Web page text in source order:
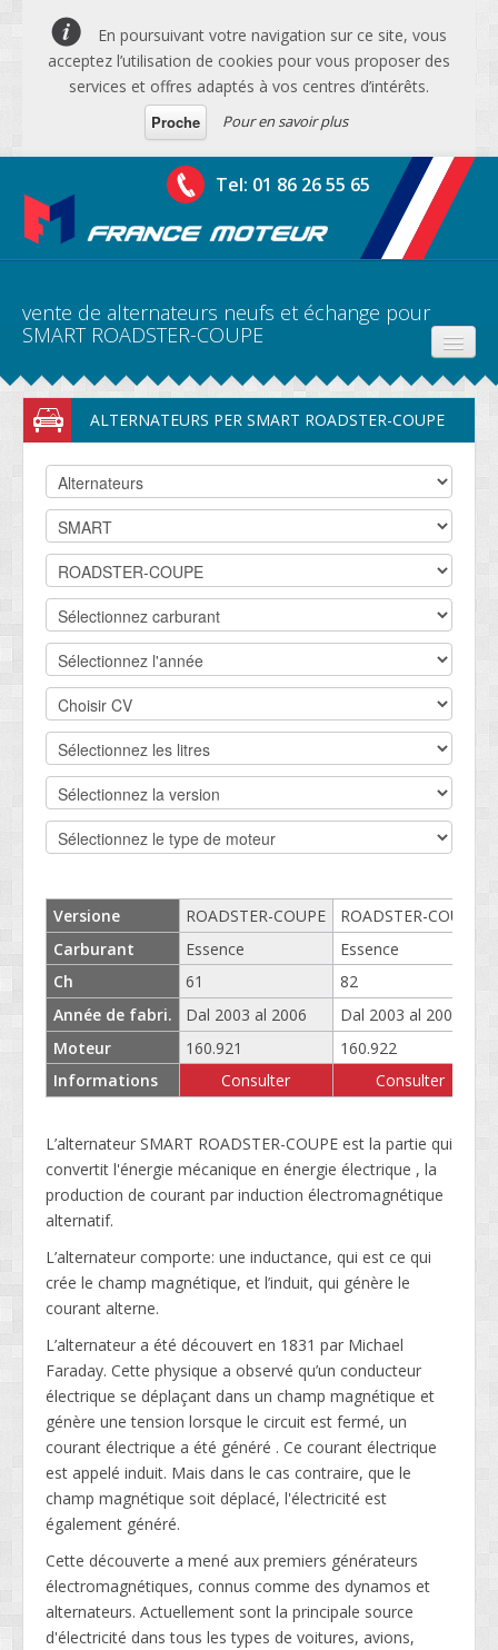
En poursuivant votre navigation sur ce site, vous
acceptez l’utilisation de cookies pour vous proposer des
services et offres adaptés à vos centres d’intérêts.
Proche
Pour en savoir plus
Tel: 01 86 26 55 65
vente de alternateurs neufs et échange pour
SMART ROADSTER-COUPE
PRODUITS
DEVIS BV
CONTACT
SOCIETÉ
SERVICE CLIENTS
CONDITIONS
ALTERNATEURS PER SMART ROADSTER-COUPE
Versione
Carburant
Ch
Année de fabri.
Moteur
Informations
ROADSTER-COUPE
Essence
61
Dal 2003 al 2006
160.921
Consulter
ROADSTER-COUPE
Essence
82
Dal 2003 al 2006
160.922
Consulter
L’alternateur SMART ROADSTER-COUPE est la partie qui
convertit l'énergie mécanique en énergie électrique , la
production de courant par induction électromagnétique
alternatif.
L’alternateur comporte: une inductance, qui est ce qui
crée le champ magnétique, et l’induit, qui génère le
courant alterne.
L’alternateur a été découvert en 1831 par Michael
Faraday. Cette physique a observé qu’un conducteur
électrique se déplaçant dans un champ magnétique et
génère une tension lorsque le circuit est fermé, un
courant électrique a été généré . Ce courant électrique
est appelé induit. Mais dans le cas contraire, que le
champ magnétique soit déplacé, l'électricité est
également généré.
Cette découverte a mené aux premiers générateurs
électromagnétiques, connus comme des dynamos et
alternateurs. Actuellement sont la principale source
d'électricité dans tous les types de voitures, avions,